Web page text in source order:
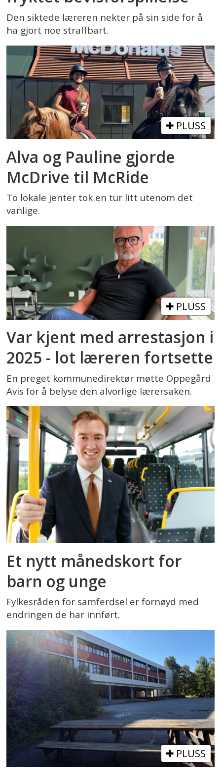
Den siktede læreren nekter på sin side for å
ha gjort noe straffbart.
PLUSS
Alva og Pauline gjorde
McDrive til McRide
To lokale jenter tok en tur litt utenom det
vanlige.
PLUSS
Var kjent med arrestasjon i
2025 - lot læreren fortsette
En preget kommunedirektør møtte Oppegård
Avis for å belyse den alvorlige lærersaken.
Et nytt månedskort for
barn og unge
Fylkesråden for samferdsel er fornøyd med
endringen de har innført.
PLUSS